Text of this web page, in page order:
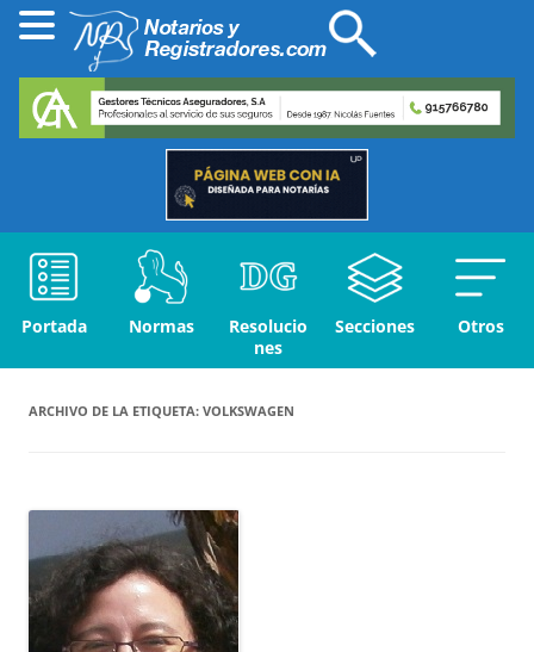
Portada Normas
Resolucio
nes
Secciones Otros
ARCHIVO DE LA ETIQUETA: VOLKSWAGEN